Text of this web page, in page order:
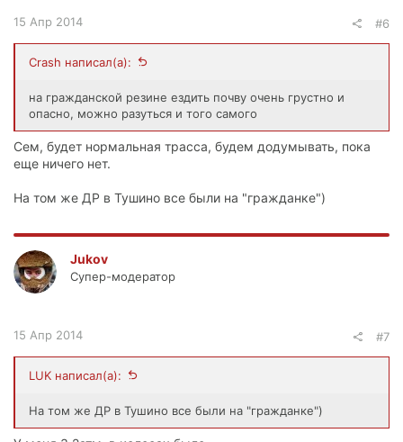
15 Апр 2014 #6
Crash написал(а):
на гражданской резине ездить почву очень грустно и
опасно, можно разуться и того самого
Сем, будет нормальная трасса, будем додумывать, пока
еще ничего нет.
На том же ДР в Тушино все были на "гражданке")
Jukov
Супер-модератор
15 Апр 2014 #7
LUK написал(а):
На том же ДР в Тушино все были на "гражданке")